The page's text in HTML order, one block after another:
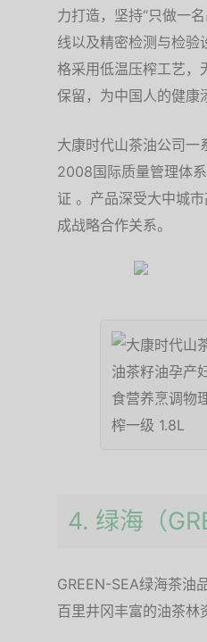
力打造，坚持“只做一
线以及精密检测与检验
格采用低温压榨工艺，
保留，为中国人的健康
大康时代山茶油公司
2008国际质量管理体
证 。产品深受大中城
成战略合作关系。
4. 绿海（
GREEN-SEA绿海茶油
百里井冈丰富的油茶林